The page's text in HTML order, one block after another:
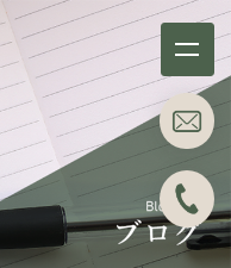
業務分野
Business field